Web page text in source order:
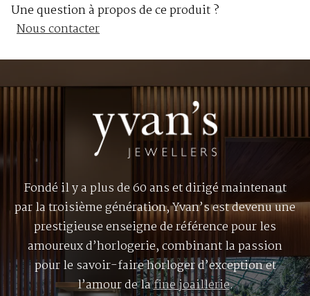
Une question à propos de ce produit ?
Nous contacter
Fondé il y a plus de 60 ans et dirigé maintenant
par la troisième génération, Yvan’s est devenu une
prestigieuse enseigne de référence pour les
amoureux d’horlogerie, combinant la passion
pour le savoir-faire horloger d’exception et
l’amour de lafine joaillerie.